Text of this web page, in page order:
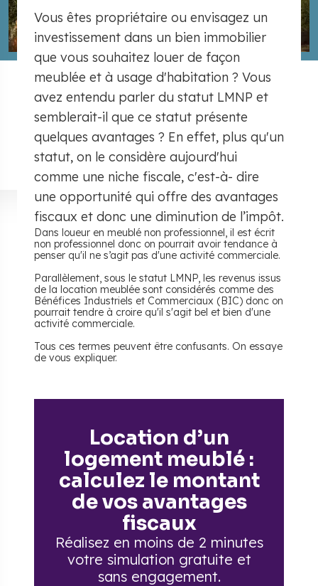
Vous êtes propriétaire ou envisagez un
investissement dans un bien immobilier
que vous souhaitez louer de façon
meublée et à usage d'habitation ? Vous
avez entendu parler du statut LMNP et
semblerait-il que ce statut présente
quelques avantages ? En effet, plus qu'un
statut, on le considère aujourd'hui
comme une niche fiscale, c'est-à- dire
une opportunité qui offre des avantages
fiscaux et donc une diminution de l’impôt.
Dans loueur en meublé non professionnel, il est écrit
non professionnel donc on pourrait avoir tendance à
penser qu'il ne s’agit pas d'une activité commerciale.
Parallèlement, sous le statut LMNP, les revenus issus
de la location meublée sont considérés comme des
Bénéfices Industriels et Commerciaux (BIC) donc on
pourrait tendre à croire qu'il s'agit bel et bien d'une
activité commerciale.
Tous ces termes peuvent être confusants. On essaye
de vous expliquer.
Location d’un
logement meublé :
calculez le montant
de vos avantages
fiscaux
Réalisez en moins de 2 minutes
votre simulation gratuite et
sans engagement.